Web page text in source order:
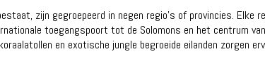
zijn gegroepeerd in negen regio's of provincies.
toegangspoort tot de Solomons en het centrum
en exotische jungle begroeide eilanden zorgen